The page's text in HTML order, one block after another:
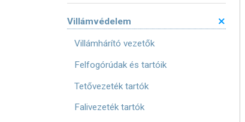
Villámvédelem
Villámhárító vezetők
Felfogórúdak és tartóik
Tetővezeték tartók
Falivezeték tartók